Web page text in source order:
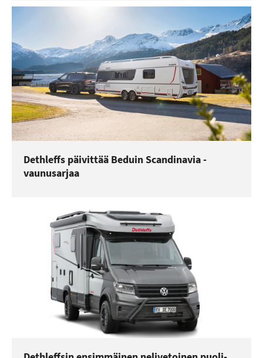
Dethleffs päivittää Beduin Scandinavia -
vaunusarjaa